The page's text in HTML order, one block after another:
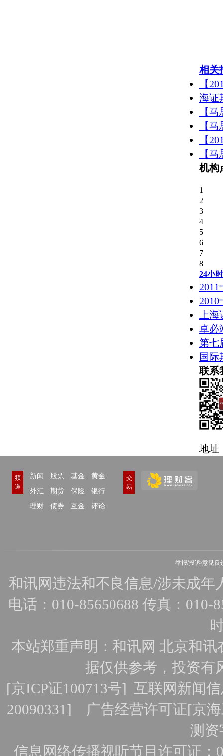
相关
【
海证
【
【
【
【
机构
1
2
3
4
5
6
7
8
24小
上
卓必
第七
国际
联系
地址
频
道
新闻 股票 基金
黄金
外汇
期货 保险
银行
理财
债券 互金 评论
交
易
举报/投诉/意见反
和讯网违法和不良信息/涉未成年
电话：010-85650688 传真：010-
本站郑重声明：和讯网 北京和
据仅供参考，投资有
[京ICP证100713号] 互联网新闻
20090331] 广告经营许可证[京
测资
信息网络传播视听节目许可证：